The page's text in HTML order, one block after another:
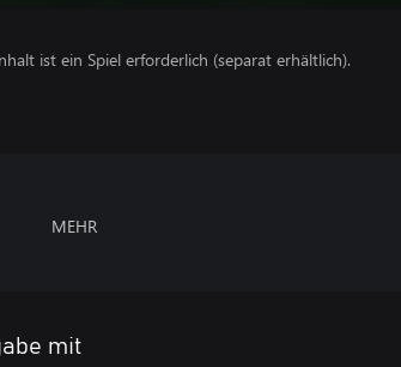
ist ein Spiel erforderlich (separat erhältlich).
MEHR
mit